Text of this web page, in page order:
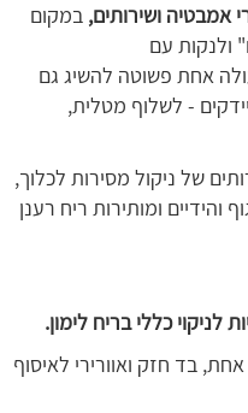
אמבטיה ושירותים, במקום
ולנקות עם
אחת פשוטה להשיג גם
ולהשמיד 99.9% מהחיידקים - לשלוף מטלית,
של ניקול מסירות לכלוך,
ומותירות ריח רענן
כללי בריח לימון.
בד חזק ואוורירי לאיסוף